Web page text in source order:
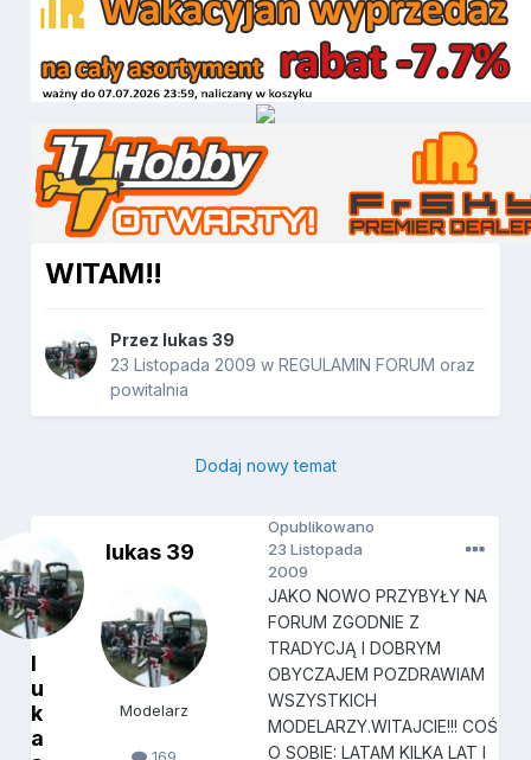
WITAM!!
Przez lukas 39
23 Listopada 2009 wREGULAMIN FORUM oraz
powitalnia
Dodaj nowy temat
l
u
k
a
lukas 39
Modelarz
Opublikowano
23 Listopada
2009
JAKO NOWO PRZYBYŁY NA
FORUM ZGODNIE Z
TRADYCJĄ I DOBRYM
OBYCZAJEM POZDRAWIAM
WSZYSTKICH
MODELARZY.WITAJCIE!!! COŚ
O SOBIE: LATAM KILKA LAT I